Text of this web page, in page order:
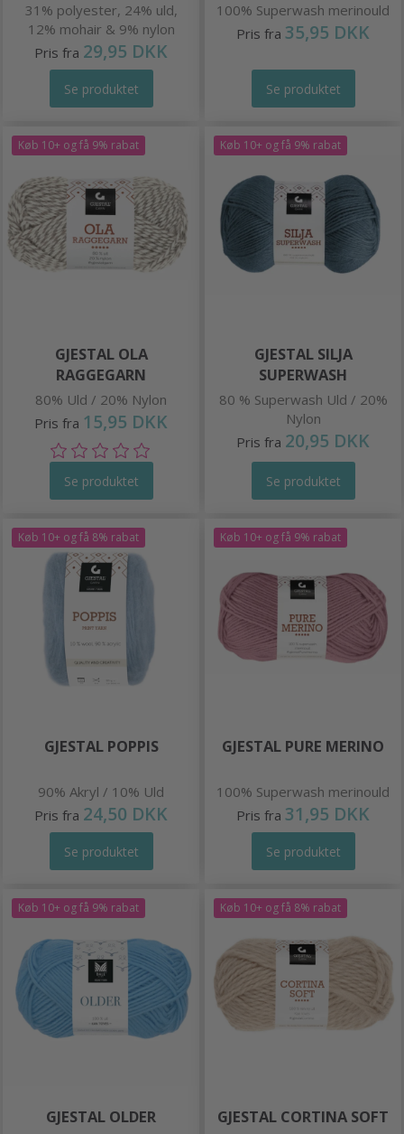
31% polyester, 24% uld,
12% mohair & 9% nylon
Pris fra 29,95 DKK
Se produktet
100% Superwash merinould
Pris fra 35,95 DKK
Se produktet
Køb 10+ og få 9% rabat
GJESTAL OLA
RAGGEGARN
80% Uld / 20% Nylon
Pris fra 15,95 DKK
Se produktet
Køb 10+ og få 9% rabat
GJESTAL SILJA
SUPERWASH
80 % Superwash Uld / 20%
Nylon
Pris fra 20,95 DKK
Se produktet
Køb 10+ og få 8% rabat
GJESTAL POPPIS
90% Akryl / 10% Uld
Pris fra 24,50 DKK
Se produktet
Køb 10+ og få 9% rabat
GJESTAL PURE MERINO
100% Superwash merinould
Pris fra 31,95 DKK
Se produktet
Køb 10+ og få 9% rabat
GJESTAL OLDER
Køb 10+ og få 8% rabat
GJESTAL CORTINA SOFT